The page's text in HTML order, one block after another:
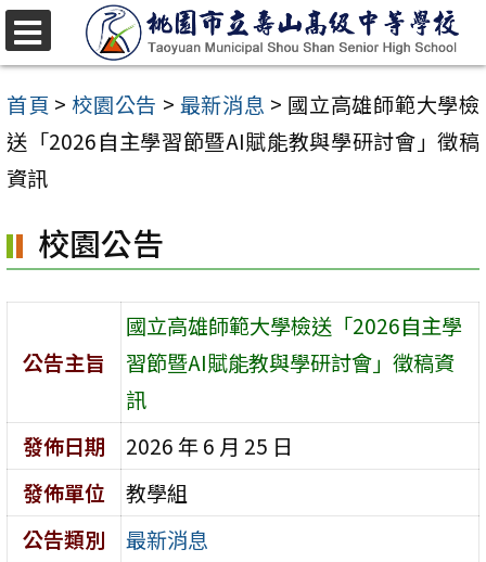
跳
至
主
要
內
區
首頁 > 校園公告 > 最新消息 > 國立高雄師範大學檢
送「2026自主學習節暨AI賦能教與學研討會」徵稿
資訊
校園公告
公告主旨
國立高雄師範大學檢送「2026自主學
習節暨AI賦能教與學研討會」徵稿資
訊
發佈日期
2026 年 6 月 25 日
發佈單位
教學組
公告類別
最新消息
選
單